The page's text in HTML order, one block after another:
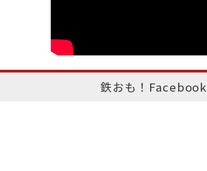
鉄おも！Facebook